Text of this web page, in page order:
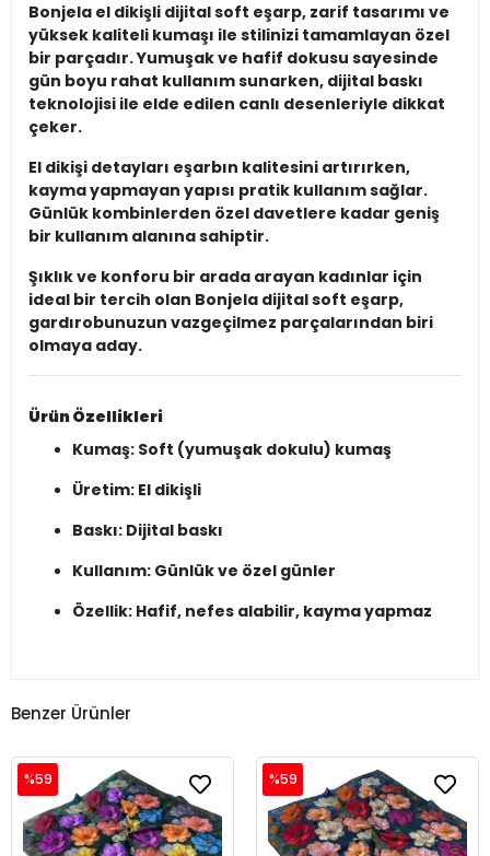
Bonjela el dikişli dijital soft eşarp, zarif tasarımı ve
yüksek kaliteli kumaşı ile stilinizi tamamlayan özel
bir parçadır. Yumuşak ve hafif dokusu sayesinde
gün boyu rahat kullanım sunarken, dijital baskı
teknolojisi ile elde edilen canlı desenleriyle dikkat
çeker.
El dikişi detayları eşarbın kalitesini artırırken,
kayma yapmayan yapısı pratik kullanım sağlar.
Günlük kombinlerden özel davetlere kadar geniş
bir kullanım alanına sahiptir.
Şıklık ve konforu bir arada arayan kadınlar için
ideal bir tercih olan Bonjela dijital soft eşarp,
gardırobunuzun vazgeçilmez parçalarından biri
olmaya aday.
Ürün Özellikleri
Kumaş: Soft (yumuşak dokulu) kumaş
Üretim: El dikişli
Baskı: Dijital baskı
Kullanım: Günlük ve özel günler
Özellik: Hafif, nefes alabilir, kayma yapmaz
Benzer Ürünler
%59 %59